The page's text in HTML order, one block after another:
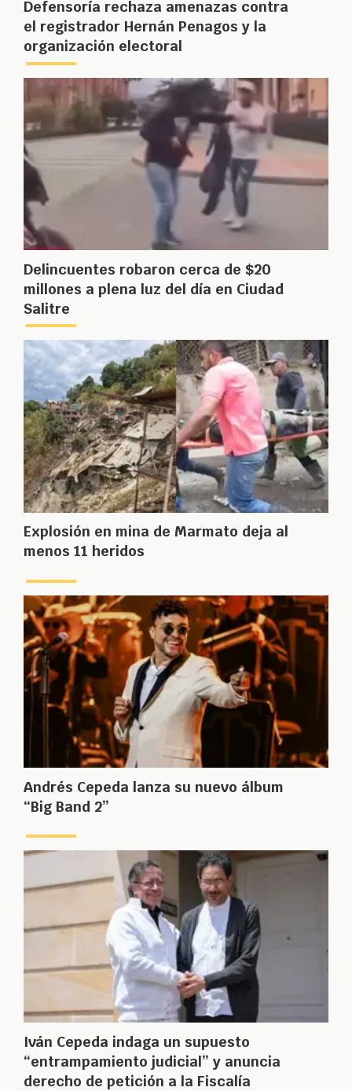
Defensoría rechaza amenazas contra
el registrador Hernán Penagos y la
organización electoral
Delincuentes robaron cerca de $20
millones a plena luz del día en Ciudad
Salitre
Explosión en mina de Marmato deja al
menos 11 heridos
Andrés Cepeda lanza su nuevo álbum
“Big Band 2”
Iván Cepeda indaga un supuesto
“entrampamiento judicial” y anuncia
derecho de petición a la Fiscalía